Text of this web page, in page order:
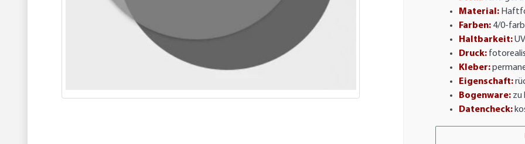
Material:
Farben:4/0-
Haltbarkeit:
Druck:
Kleber:
Eigenschaft:
Bogenware:zu
Datencheck: